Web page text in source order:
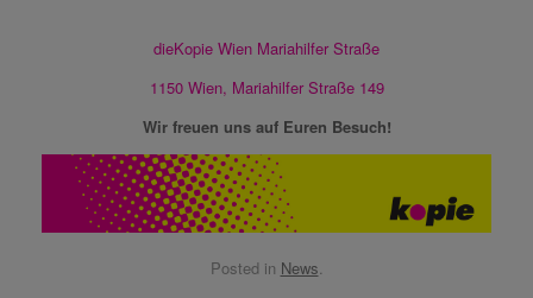
dieKopie Wien Mariahilfer Straße
1150 Wien, Mariahilfer Straße 149
Wir freuen uns auf Euren Besuch!
Posted in News